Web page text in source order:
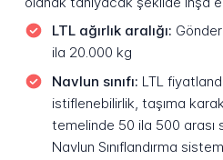
LTL ağırlık aralığı:
ila 20.000 kg
Navlun sınıfı: LTL
istiflenebilirlik, taşıma
temelinde 50 ila 500 arası
Navlun Sınıflandırma